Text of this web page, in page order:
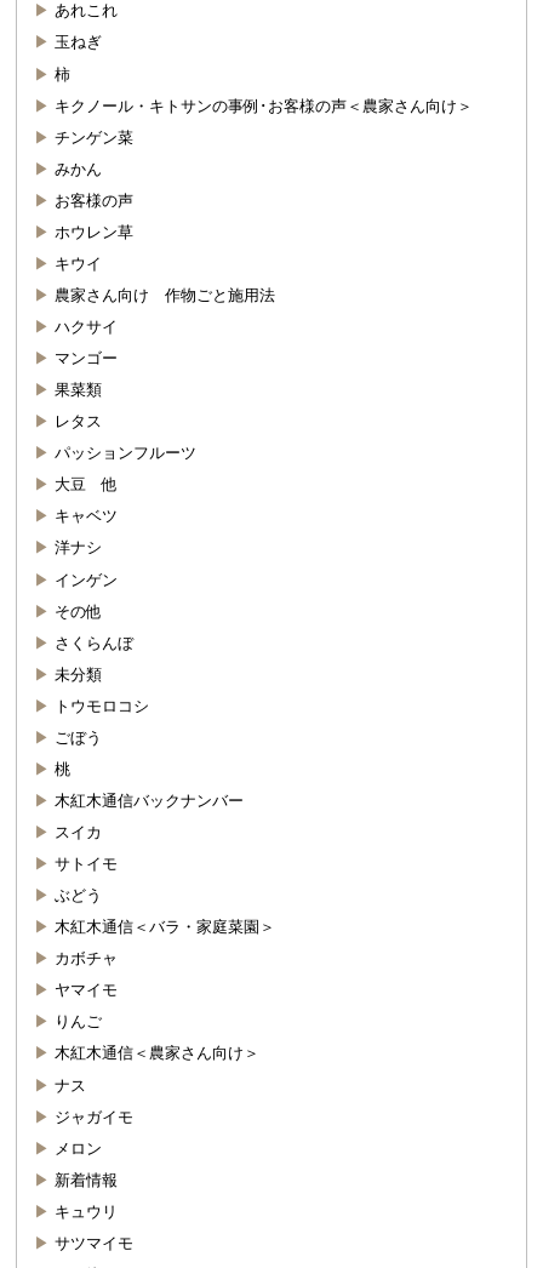
あれこれ
玉ねぎ
柿
キクノール・キトサンの事例･お客様の声＜農家さん向け＞
チンゲン菜
みかん
お客様の声
ホウレン草
キウイ
農家さん向け 作物ごと施用法
ハクサイ
マンゴー
果菜類
レタス
パッションフルーツ
大豆 他
キャベツ
洋ナシ
インゲン
その他
さくらんぼ
未分類
トウモロコシ
ごぼう
桃
木紅木通信バックナンバー
スイカ
サトイモ
ぶどう
木紅木通信＜バラ・家庭菜園＞
カボチャ
ヤマイモ
りんご
木紅木通信＜農家さん向け＞
ナス
ジャガイモ
メロン
新着情報
キュウリ
サツマイモ